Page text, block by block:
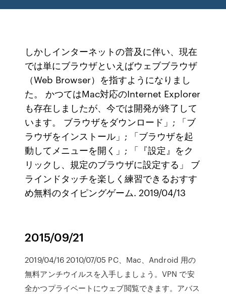
しかしインターネットの普及に伴い、現在
では単にブラウザといえばウェブブラウザ
（Web Browser）を指すようになりまし
た。 かつてはMac対応のInternet Explorer
も存在しましたが、今では開発が終了して
います。 ブラウザをダウンロード」; 「ブ
ラウザをインストール」; 「ブラウザを起
動してメニューを開く」; 「『設定』をク
リックし、規定のブラウザに設定する」 ブ
ラインドタッチを楽しく練習できるおすす
め無料のタイピングゲーム. 2019/04/13
2015/09/21
2019/04/16 2010/07/05 PC、Mac、Android 用の
無料アンチウイルスを入手しましょう。VPN で安
全かつプライベートにウェブ閲覧できます。アバス